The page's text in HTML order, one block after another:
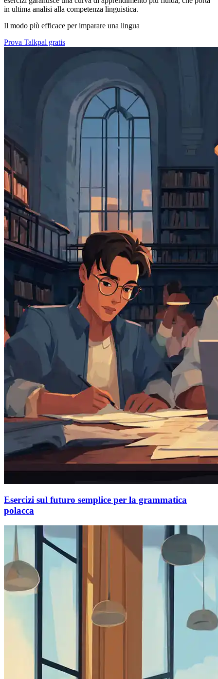
in ultima analisi alla competenza linguistica.
Il modo più efficace per imparare una lingua
Prova Talkpal gratis
Esercizi sul futuro semplice per la grammatica
polacca